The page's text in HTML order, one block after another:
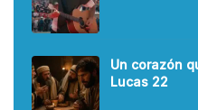
Un corazón
Lucas 22